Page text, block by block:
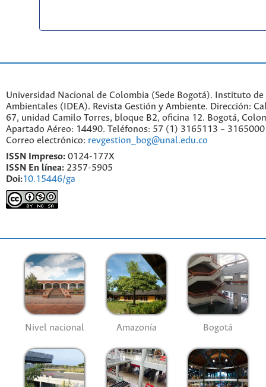
Universidad Nacional de Colombia (Sede Bogotá). Instituto de
Ambientales (IDEA). Revista Gestión y Ambiente. Dirección:
67, unidad Camilo Torres, bloque B2, oficina 12. Bogotá,
Apartado Aéreo: 14490. Teléfonos: 57 (1) 3165113 –
Correo electrónico: revgestion_bog@unal.edu.co
ISSN Impreso: 0124-177X
ISSN En línea: 2357-5905
Doi:10.15446/ga
Nivel nacional Amazonía Bogotá